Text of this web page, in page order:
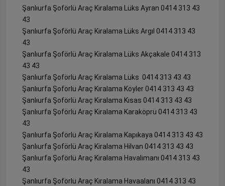
Şanlıurfa Şoförlü Araç Kiralama Lüks Ayran 0414 313 43
43
Şanlıurfa Şoförlü Araç Kiralama Lüks Argıl 0414 313 43
43
Şanlıurfa Şoförlü Araç Kiralama Lüks Akçakale 0414 313
43 43
Şanlıurfa Şoförlü Araç Kiralama Lüks 0414 313 43 43
Şanlıurfa Şoförlü Araç Kiralama Köyler 0414 313 43 43
Şanlıurfa Şoförlü Araç Kiralama Kısas 0414 313 43 43
Şanlıurfa Şoförlü Araç Kiralama Karaköprü 0414 313 43
43
Şanlıurfa Şoförlü Araç Kiralama Kapıkaya 0414 313 43 43
Şanlıurfa Şoförlü Araç Kiralama Hilvan 0414 313 43 43
Şanlıurfa Şoförlü Araç Kiralama Havalimanı 0414 313 43
43
Şanlıurfa Şoförlü Araç Kiralama Havaalanı 0414 313 43